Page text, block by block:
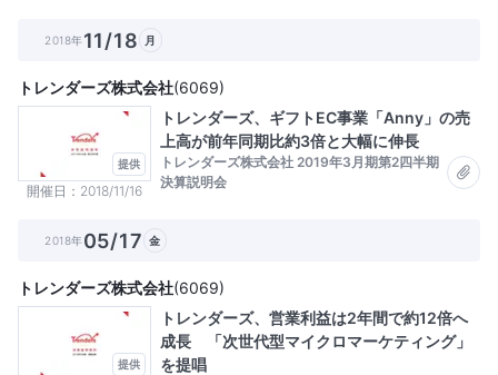
2018年11/18 月
提供
開催日 2018/11/16
トレンダーズ株式会社(6069)
トレンダーズ、ギフトEC事業「Anny」の売
上高が前年同期比約3倍と大幅に伸長
トレンダーズ株式会社 2019年3月期第2四半期
決算説明会
2018年05/17 金
提供
トレンダーズ株式会社(6069)
トレンダーズ、営業利益は2年間で約12倍へ
成長 「次世代型マイクロマーケティング」
を提唱